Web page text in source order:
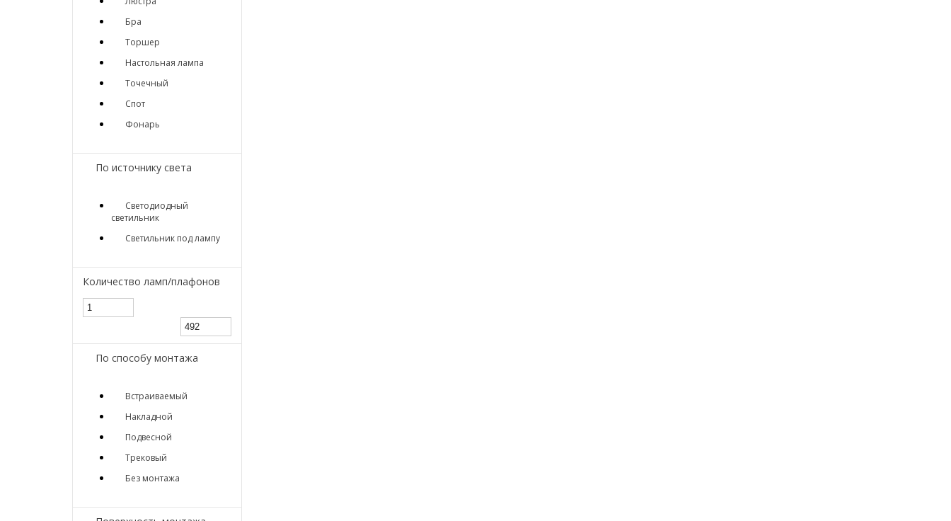
Бра
Торшер
Настольная лампа
Точечный
Спот
Фонарь
По источнику света
Светодиодный
светильник
Светильник под лампу
Количество ламп/плафонов
По способу монтажа
Встраиваемый
Накладной
Подвесной
Трековый
Без монтажа